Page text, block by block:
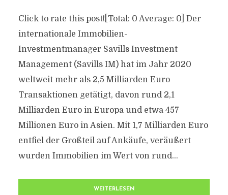
Click to rate this post![Total: 0 Average: 0] Der
internationale Immobilien-
Investmentmanager Savills Investment
Management (Savills IM) hat im Jahr 2020
weltweit mehr als 2,5 Milliarden Euro
Transaktionen getätigt, davon rund 2,1
Milliarden Euro in Europa und etwa 457
Millionen Euro in Asien. Mit 1,7 Milliarden Euro
entfiel der Großteil auf Ankäufe, veräußert
wurden Immobilien im Wert von rund...
WEITERLESEN